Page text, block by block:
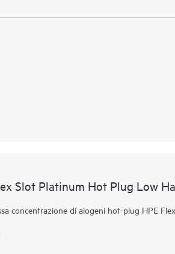
Slot Platinum Hot Plug Low
concentrazione di alogeni hot-plug HPE